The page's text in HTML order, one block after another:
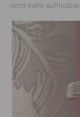
nicht mehr auffindbar.